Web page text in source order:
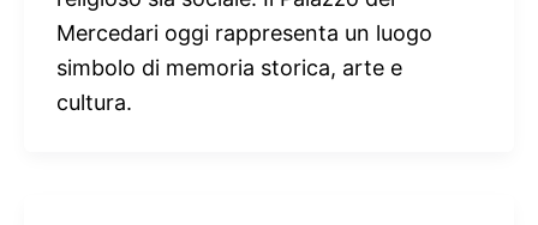
Mercedari oggi rappresenta un luogo
simbolo di memoria storica, arte e
cultura.